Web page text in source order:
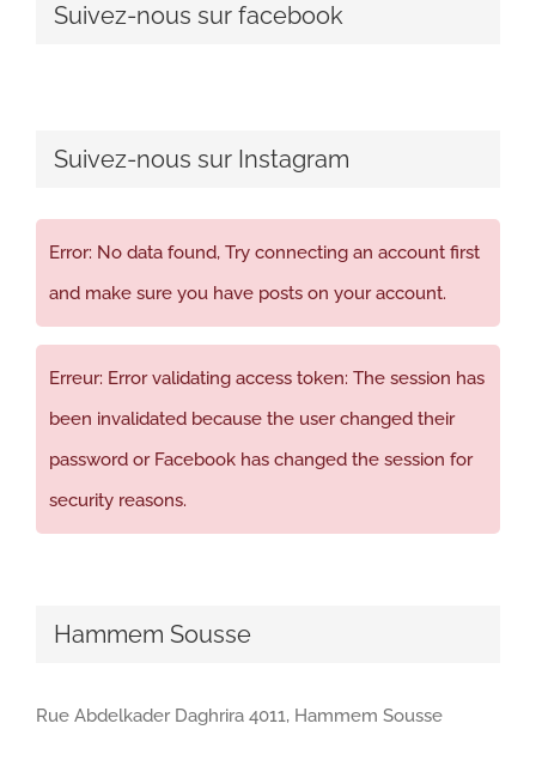
Suivez-nous sur facebook
Suivez-nous sur Instagram
Error: No data found, Try connecting an account first
and make sure you have posts on your account.
Erreur: Error validating access token: The session has
been invalidated because the user changed their
password or Facebook has changed the session for
security reasons.
Hammem Sousse
Rue Abdelkader Daghrira 4011, Hammem Sousse